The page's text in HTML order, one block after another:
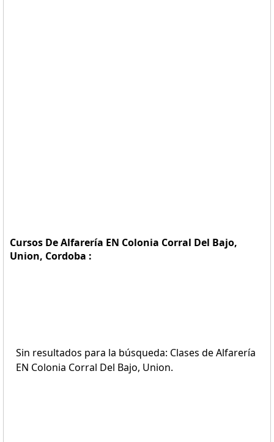
Cursos De Alfarería EN Colonia Corral Del Bajo,
Union, Cordoba :
Sin resultados para la búsqueda: Clases de Alfarería
EN Colonia Corral Del Bajo, Union.